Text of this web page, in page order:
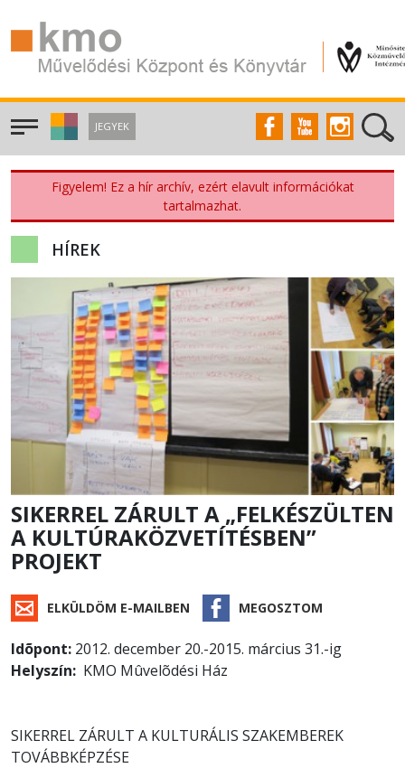
JEGYEK
Figyelem! Ez a hír archív, ezért elavult információkat
tartalmazhat.
HÍREK
SIKERREL ZÁRULT A „FELKÉSZÜLTEN
A KULTÚRAKÖZVETÍTÉSBEN”
PROJEKT
ELKÜLDÖM E-MAILBEN MEGOSZTOM
Idõpont: 2012. december 20.-2015. március 31.-ig
Helyszín: KMO Mûvelõdési Ház
SIKERREL ZÁRULT A KULTURÁLIS SZAKEMBEREK
TOVÁBBKÉPZÉSE